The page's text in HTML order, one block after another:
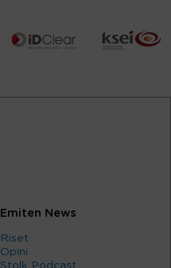
Emiten News
Riset
Opini
Stolk Podcast